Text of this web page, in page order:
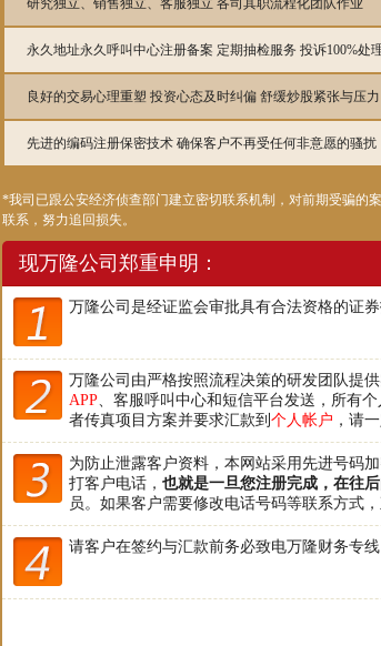
研究独立、销售独立、客服独立 各司其职流程化团队作业
永久地址永久呼叫中心注册备案 定期抽检服务 投诉100%处
良好的交易心理重塑 投资心态及时纠偏 舒缓炒股紧张与压力
先进的编码注册保密技术 确保客户不再受任何非意愿的骚扰
*我司已跟公安经济侦查部门建立密切联系机制，对前期受骗的
联系，努力追回损失。
现万隆公司郑重申明：
万隆公司是经证监会审批具有合法资格的证
万隆公司由严格按照流程决策的研发团队提
APP、客服呼叫中心和短信平台发送，所有
者传真项目方案并要求汇款到 个人帐户 ，请
为防止泄露客户资料，本网站采用先进号码
打客户电话， 也就是一旦您注册完成，在往
员。如果客户需要修改电话号码等联系方式
请客户在签约与汇款前务必致电万隆财务专线